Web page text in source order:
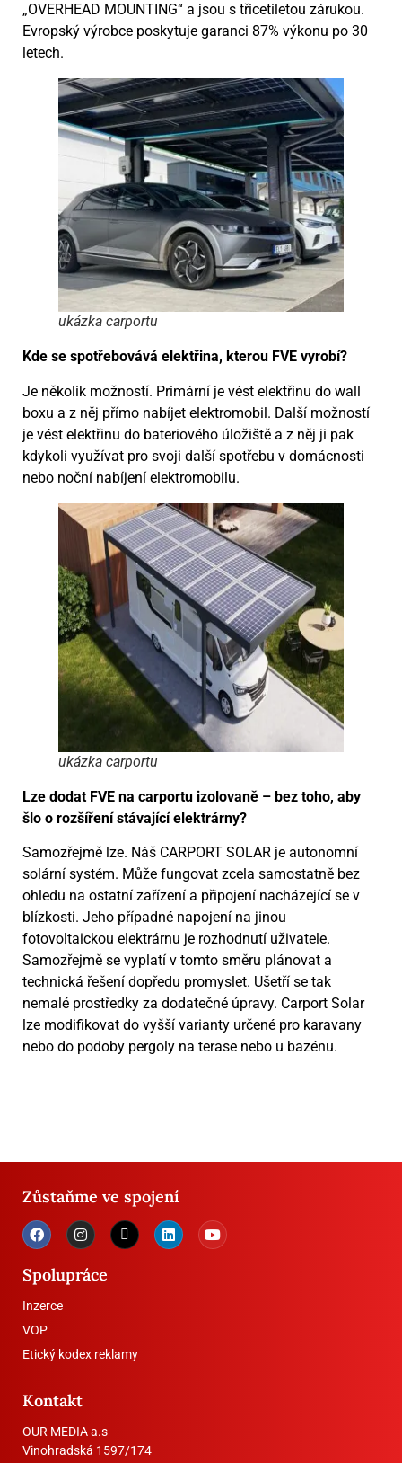
„OVERHEAD MOUNTING“ a jsou s třicetiletou zárukou.
Evropský výrobce poskytuje garanci 87% výkonu po 30
letech.
ukázka carportu
Kde se spotřebovává elektřina, kterou FVE vyrobí?
Je několik možností. Primární je vést elektřinu do wall
boxu a z něj přímo nabíjet elektromobil. Další možností
je vést elektřinu do bateriového úložiště a z něj ji pak
kdykoli využívat pro svoji další spotřebu v domácnosti
nebo noční nabíjení elektromobilu.
ukázka carportu
Lze dodat FVE na carportu izolovaně – bez toho, aby
šlo o rozšíření stávající elektrárny?
Samozřejmě lze. Náš CARPORT SOLAR je autonomní
solární systém. Může fungovat zcela samostatně bez
ohledu na ostatní zařízení a připojení nacházející se v
blízkosti. Jeho případné napojení na jinou
fotovoltaickou elektrárnu je rozhodnutí uživatele.
Samozřejmě se vyplatí v tomto směru plánovat a
technická řešení dopředu promyslet. Ušetří se tak
nemalé prostředky za dodatečné úpravy. Carport Solar
lze modifikovat do vyšší varianty určené pro karavany
nebo do podoby pergoly na terase nebo u bazénu.
Zůstaňme ve spojení
Spolupráce
Inzerce
VOP
Etický kodex reklamy
Kontakt
OUR MEDIA a.s
Vinohradská 1597/174